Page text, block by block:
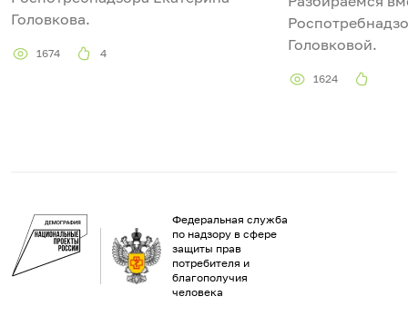
Головкова.
1674 4
Головковой.
1624
Федеральная служба
по надзору в сфере
защиты прав
потребителя и
благополучия
человека